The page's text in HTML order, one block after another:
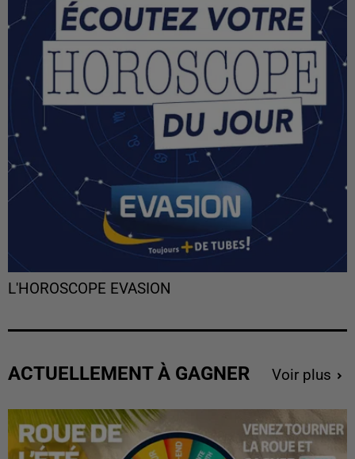
L'HOROSCOPE EVASION
ACTUELLEMENT À GAGNER Voir plus